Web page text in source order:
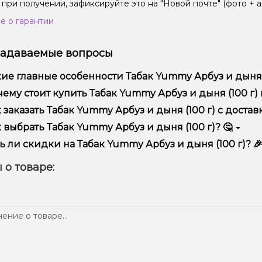
получении, зафиксируйте это на "Новой почте" (фото +
о гарантии
вопросы
главные особенности Табак Yummy Арбуз и дыня
Yummy Арбуз и дыня (100 г) отличается высоким
стоит купить Табак Yummy Арбуз и дыня (100
только оригинальную продукцию, широкий
того, у нас регулярные акции и скидки для клиентов!
заказать Табак Yummy Арбуз и дыня (100 г) с
заказ можно в несколько кликов:
Добавьте Табак Yummy Арбуз и дыня (100 г) в корзину.
Выберите удобный способ оплаты и доставки.
выбрать Табак Yummy Арбуз и дыня (100 г)? 🤔
зависит от ваших предпочтений – например, если это
– мощность и вкус. Наши менеджеры помогут подобрать
ли скидки на Табак Yummy Арбуз и дыня (100 г)? 🎉
телеграмм-канале, чтобы не упустить выгодные
товаре: